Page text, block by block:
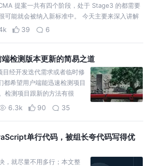
提案一共有四个阶段，处于 Stage3 的都需要
可能就会被纳入新标准中。 今天主要来深入讲解
level aw…
39 6
检测版本更新的简易之道
目经开发迭代需求或者临时修
都希望用户端能迅速检测项目
检测项目跟新的方法有很
用度较高的简单易行的方
6.3k 90 35
单行代码，被组长夸代码写得优
，就尽量不用多行；本文整